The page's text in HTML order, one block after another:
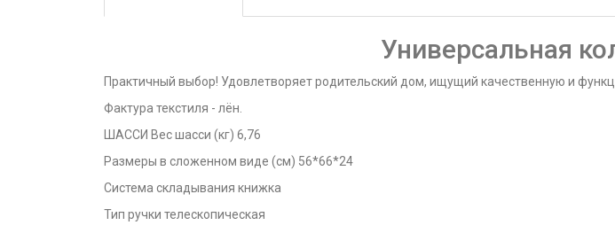
Универсальная
Практичный выбор! Удовлетворяет родительский дом, ищущий качественную и
Фактура текстиля - лён.
ШАССИ Вес шасси (кг) 6,76
Размеры в сложенном виде (см) 56*66*24
Система складывания книжка
Тип ручки телескопическая